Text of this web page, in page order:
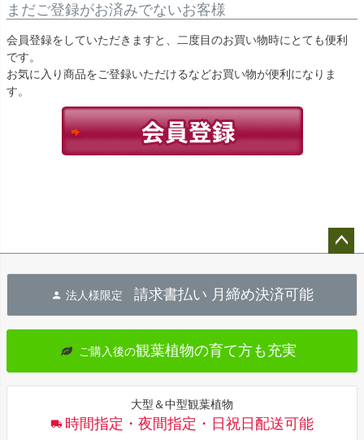
まだご登録がお済みでないお客様
会員登録をしていただきますと、二度目のお買い物時にとても便利
です。
お気に入り商品をご登録いただけるなどお買い物が便利になりま
す。
へ
法人様限定 請求書払い 月締め決済可能
ご購入後の観葉植物の育て方も充実
大型＆中型観葉植物
時間指定・夜間指定・日祝日配送可能